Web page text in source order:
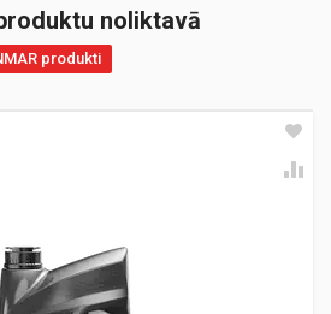
noliktavā
produkti